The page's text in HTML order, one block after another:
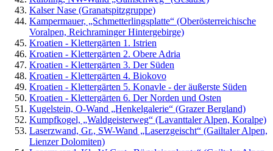
Kalser Nase (Granatspitzgruppe)
Kampermauer, „Schmetterlingsplatte“ (Oberösterreichische
Voralpen, Reichraminger Hintergebirge)
Kroatien - Klettergärten 1. Istrien
Kroatien - Klettergärten 2. Obere Adria
Kroatien - Klettergärten 3. Der Süden
Kroatien - Klettergärten 4. Biokovo
Kroatien - Klettergärten 5. Konavle - der äußerste Süden
Kroatien - Klettergärten 6. Der Norden und Osten
Kugelstein, O-Wand „Henkelgalerie“ (Grazer Bergland)
Kumpfkogel, „Waldgeisterweg“ (Lavanttaler Alpen, Koralpe)
Laserzwand, Gr., SW-Wand „Laserzgeischt“ (Gailtaler Alpen,
Lienzer Dolomiten)